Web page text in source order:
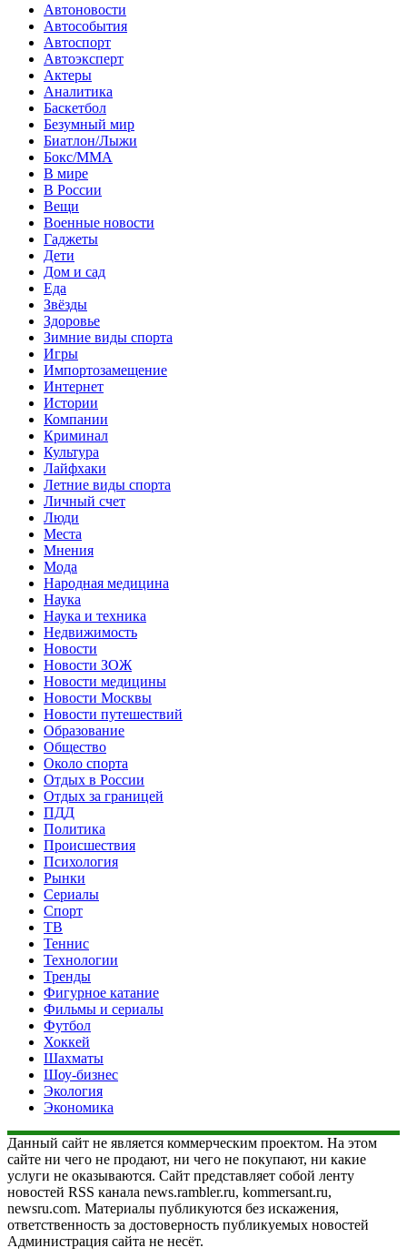
Автоновости
Автособытия
Автоспорт
Автоэксперт
Актеры
Аналитика
Баскетбол
Безумный мир
Биатлон/Лыжи
Бокс/MMA
В мире
В России
Вещи
Военные новости
Гаджеты
Дети
Дом и сад
Еда
Звёзды
Здоровье
Зимние виды спорта
Игры
Импортозамещение
Интернет
Истории
Компании
Криминал
Культура
Лайфхаки
Летние виды спорта
Личный счет
Люди
Места
Мнения
Мода
Народная медицина
Наука
Наука и техника
Недвижимость
Новости
Новости ЗОЖ
Новости медицины
Новости Москвы
Новости путешествий
Образование
Общество
Около спорта
Отдых в России
Отдых за границей
ПДД
Политика
Происшествия
Психология
Рынки
Сериалы
Спорт
ТВ
Теннис
Технологии
Тренды
Фигурное катание
Фильмы и сериалы
Футбол
Хоккей
Шахматы
Шоу-бизнес
Экология
Экономика
Данный сайт не является коммерческим проектом. На этом
сайте ни чего не продают, ни чего не покупают, ни какие
услуги не оказываются. Сайт представляет собой ленту
новостей RSS канала news.rambler.ru, kommersant.ru,
newsru.com. Материалы публикуются без искажения,
ответственность за достоверность публикуемых новостей
Администрация сайта не несёт.